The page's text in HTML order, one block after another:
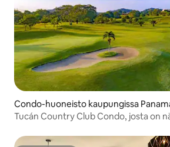
Condo-huoneisto kaupungissa
Tucán Country Club Condo, josta on